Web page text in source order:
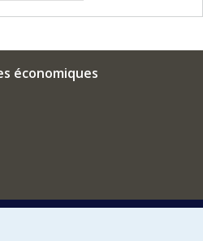
économiques